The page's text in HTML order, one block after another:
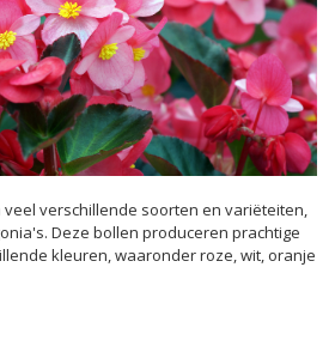
veel verschillende soorten en variëteiten,
Deze bollen produceren prachtige
kleuren, waaronder roze, wit, oranje